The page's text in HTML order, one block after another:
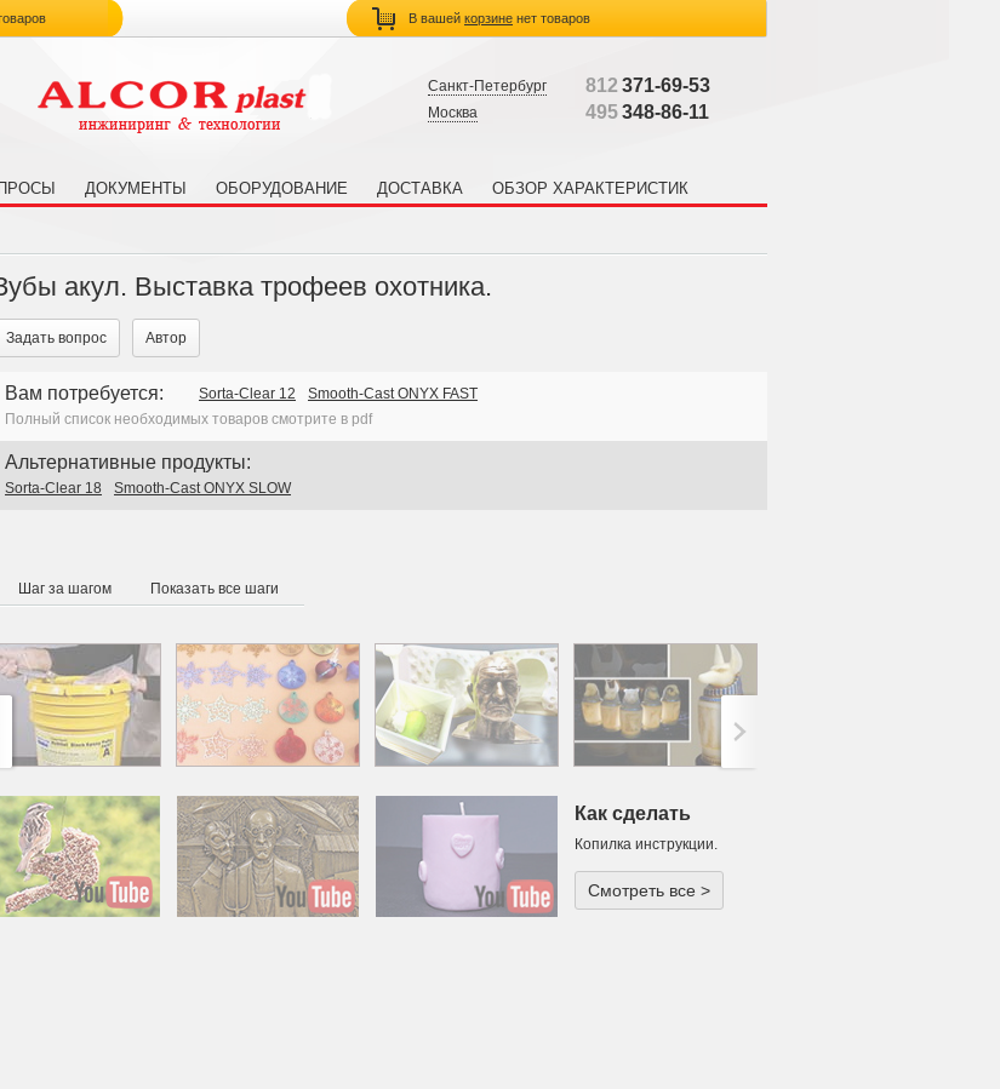
В вашей корзине нет товаров
Санкт-Петербург 812 371-69-53
Москва 495348-86-11
ДОКУМЕНТЫ ОБОРУДОВАНИЕ ДОСТАВКА ОБЗОР ХАРАКТЕРИСТИК
акул. Выставка трофеев охотника.
Задать вопрос Автор
Вам потребуется: Sorta-Clear 12
Smooth-Cast ONYX FAST
Полный список необходимых товаров смотрите в pdf
Альтернативные продукты:
Sorta-Clear 18 Smooth-Cast ONYX SLOW
Шаг за шагом Показать все шаги
>;
Как сделать
Копилка инструкции.
Смотреть все >